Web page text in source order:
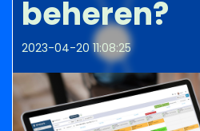
beheren?
2023-04-20 11:08:25